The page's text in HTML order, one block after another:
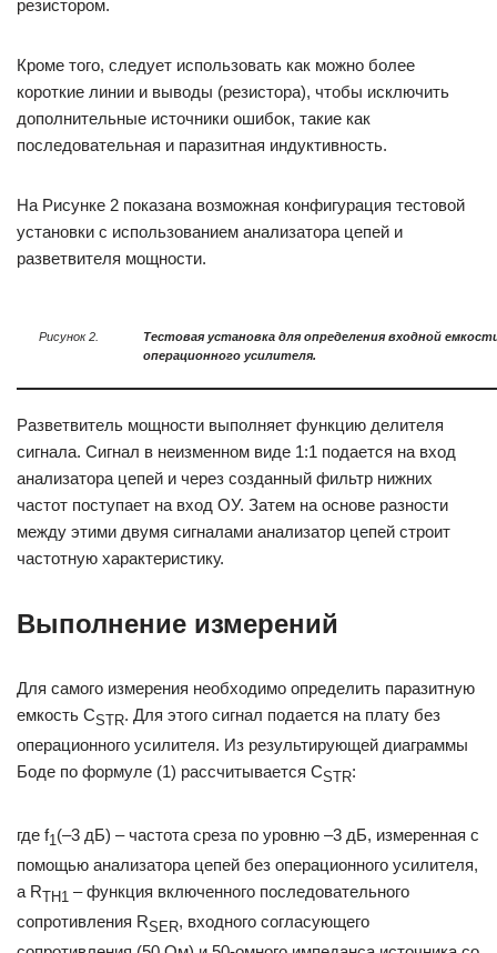
резистором.
Кроме того, следует использовать как можно более
короткие линии и выводы (резистора), чтобы исключить
дополнительные источники ошибок, такие как
последовательная и паразитная индуктивность.
На Рисунке 2 показана возможная конфигурация тестовой
установки с использованием анализатора цепей и
разветвителя мощности.
Рисунок 2.
Тестовая установка для определения входной
операционного усилителя.
Разветвитель мощности выполняет функцию делителя
сигнала. Сигнал в неизменном виде 1:1 подается на вход
анализатора цепей и через созданный фильтр нижних
частот поступает на вход ОУ. Затем на основе разности
между этими двумя сигналами анализатор цепей строит
частотную характеристику.
Выполнение измерений
Для самого измерения необходимо определить паразитную
емкость CSTR. Для этого сигнал подается на плату без
операционного усилителя. Из результирующей диаграммы
Боде по формуле (1) рассчитывается CSTR:
где f1 (–3 дБ) – частота среза по уровню –3 дБ, измеренная с
помощью анализатора цепей без операционного усилителя,
а RTH1 – функция включенного последовательного
сопротивления RSER, входного согласующего